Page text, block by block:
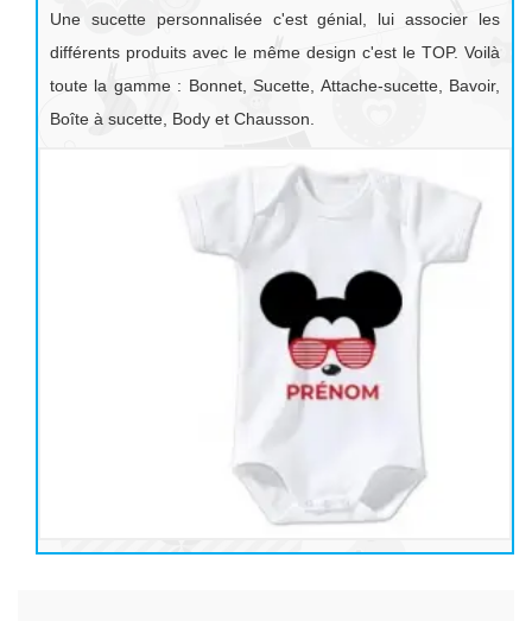
Une sucette personnalisée c'est génial, lui associer les
différents produits avec le même design c'est le TOP. Voilà
toute la gamme : Bonnet, Sucette, Attache-sucette, Bavoir,
Boîte à sucette, Body et Chausson.